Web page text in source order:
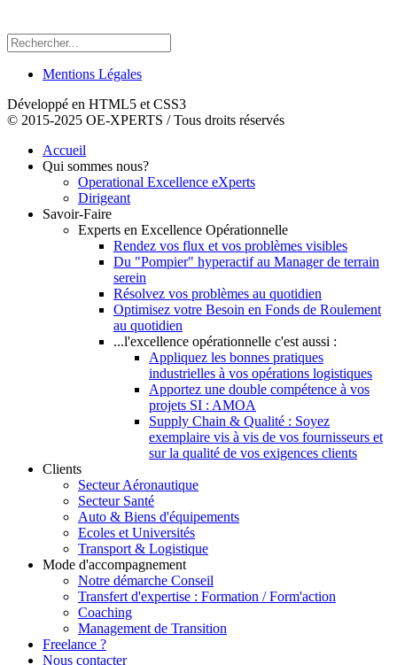
Mentions Légales
Développé en HTML5 et CSS3
© 2015-2025 OE-XPERTS / Tous droits réservés
Accueil
Qui sommes nous?
Operational Excellence eXperts
Dirigeant
Savoir-Faire
Experts en Excellence Opérationnelle
Rendez vos flux et vos problèmes visibles
Du "Pompier" hyperactif au Manager de terrain
serein
Résolvez vos problèmes au quotidien
Optimisez votre Besoin en Fonds de Roulement
au quotidien
...l'excellence opérationnelle c'est aussi :
Appliquez les bonnes pratiques
industrielles à vos opérations logistiques
Apportez une double compétence à vos
projets SI : AMOA
Supply Chain & Qualité : Soyez
exemplaire vis à vis de vos fournisseurs et
sur la qualité de vos exigences clients
Clients
Secteur Aéronautique
Secteur Santé
Auto & Biens d'équipements
Ecoles et Universités
Transport & Logistique
Mode d'accompagnement
Notre démarche Conseil
Transfert d'expertise : Formation / Form'action
Coaching
Management de Transition
Freelance ?
Nous contacter